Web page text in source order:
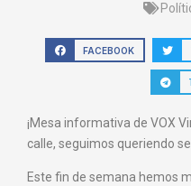
FACEBOOK
¡Mesa informativa de VOX
calle, seguimos queriendo
Este fin de semana hemos